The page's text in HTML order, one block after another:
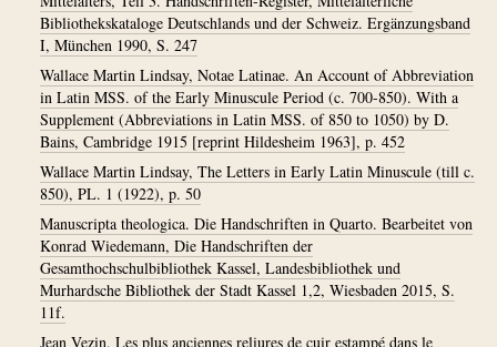
Bibliothekskataloge Deutschlands und der Schweiz. Ergänzungsband
I, München 1990, S. 247
Wallace Martin Lindsay, Notae Latinae. An Account of Abbreviation
in Latin MSS. of the Early Minuscule Period (c. 700-850). With a
Supplement (Abbreviations in Latin MSS. of 850 to 1050) by D.
Bains, Cambridge 1915 [reprint Hildesheim 1963], p. 452
Wallace Martin Lindsay, The Letters in Early Latin Minuscule (till c.
850), PL. 1 (1922), p. 50
Manuscripta theologica. Die Handschriften in Quarto. Bearbeitet von
Konrad Wiedemann, Die Handschriften der
Gesamthochschulbibliothek Kassel, Landesbibliothek und
Murhardsche Bibliothek der Stadt Kassel 1,2, Wiesbaden 2015, S.
11f.
Jean Vezin, Les plus anciennes reliures de cuir estampé dans le